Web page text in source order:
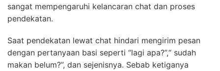
sangat mempengaruhi kelancaran chat dan proses
pendekatan.
Saat pendekatan lewat chat hindari mengirim pesan
dengan pertanyaan basi seperti “lagi apa?”,“ sudah
makan belum?”, dan sejenisnya. Sebab ketiganya